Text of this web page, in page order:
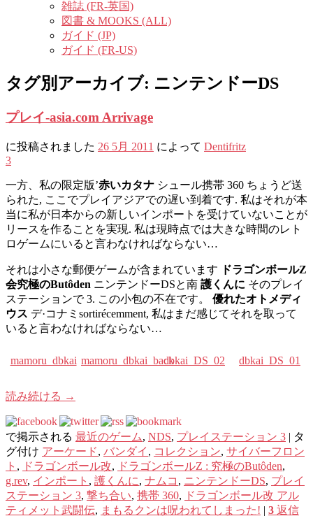
雑誌 (FR-英国)
図書 & MOOKS (ALL)
ガイド (JP)
ガイド (FR-US)
タグ別アーカイブ: ニンテンドーDS
プレイ-asia.com Arrivage
に投稿されました 26 5月 2011 によって Dentifritz
3
一方、私の限定版’赤いカタナ シュール携帯 360 ちょうど送
られた, ここでプレイアジアでの遅い到着です. 私はそれが本
当に私が日本からの新しいインポートを受けていないことが
リースを作ることを実現. 私は現時点では大きな時間のレト
ロゲームにいると言わなければならない…
それは小さな郵便ゲームが含まれています
ドラゴンボールZ
会究極のButôden ニンテンドーDSと南 護くんに そのプレイ
ステーションで 3. この小包の不在です。 優れたオトメディ
ウス デ·コナミsortirécemment, 私はまだ感じてそれを取って
いると言わなければならない…
mamoru_dbkai mamoru_dbkai_backdbkai_DS_02 dbkai_DS_01
読み続ける →
で掲示される 最近のゲーム, NDS, プレイステーション 3 | タ
グ付け アーケード, バンダイ , コレクション, サイバーフロン
ト , ドラゴンボール改, ドラゴンボールZ : 究極のButôden,
g.rev, インポート , 護くんに, ナムコ , ニンテンドーDS, プレイ
ステーション 3, 撃ち合い, 携帯 360, ドラゴンボール改 アル
ティメット武闘伝, まもるクンは呪われてしまった! | 3 返信